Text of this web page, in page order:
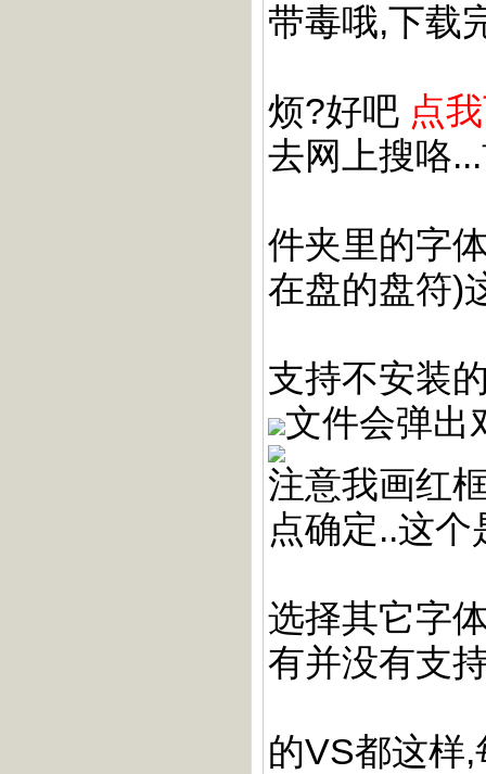
带毒哦,下载
烦?好吧 点
去网上搜咯
件夹里的字
在盘的盘符)
支持不安装
文件会弹出
注意我画红
点确定..这
选择其它字
有并没有支
的VS都这样